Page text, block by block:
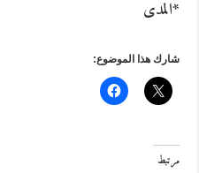
*المدى
شارك هذا الموضوع:
مرتبط